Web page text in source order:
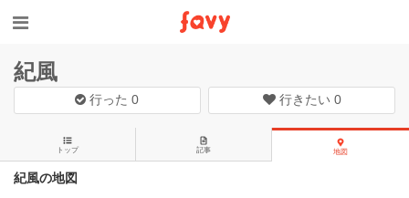
紀風
行った0 行きたい 0
トップ 記事 地図
紀風の地図